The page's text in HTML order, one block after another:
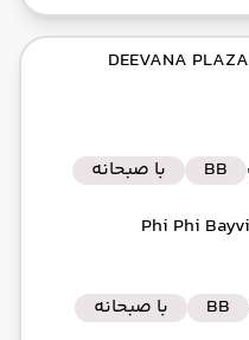
| DEEVANA PLAZA
BB
با صبحانه
BB با صبحانه